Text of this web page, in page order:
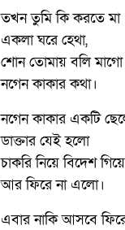
তখন তুমি কি করতে মা
একলা ঘরে হেথা,
শোন তোমায় বলি মাগো
নগেন কাকার কথা।
নগেন কাকার একটি
ডাক্তার যেই হলো
চাকরি নিয়ে বিদেশ গিয়ে
আর ফিরে না এলো।
এবার নাকি আসবে